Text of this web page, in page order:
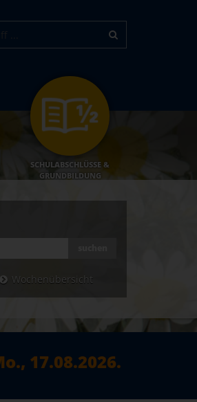
SCHULABSCHLÜSSE &
GRUNDBILDUNG
Wochenübersicht
17.08.2026.